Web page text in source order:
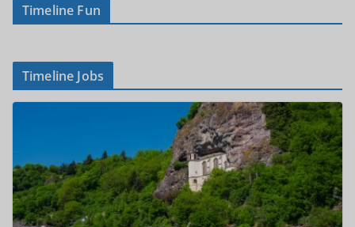
Timeline Fun
Timeline Jobs